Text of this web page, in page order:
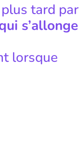
tard par
s’allonge
lorsque